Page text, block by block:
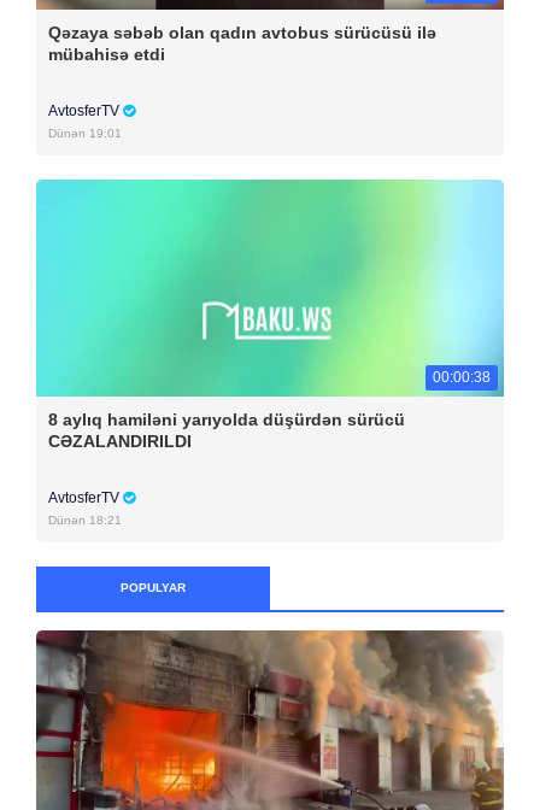
Qəzaya səbəb olan qadın avtobus sürücüsü ilə
mübahisə etdi
AvtosferTV
Dünən 19:01
00:00:38
8 aylıq hamiləni yarıyolda düşürdən sürücü
CƏZALANDIRILDI
AvtosferTV
Dünən 18:21
POPULYAR